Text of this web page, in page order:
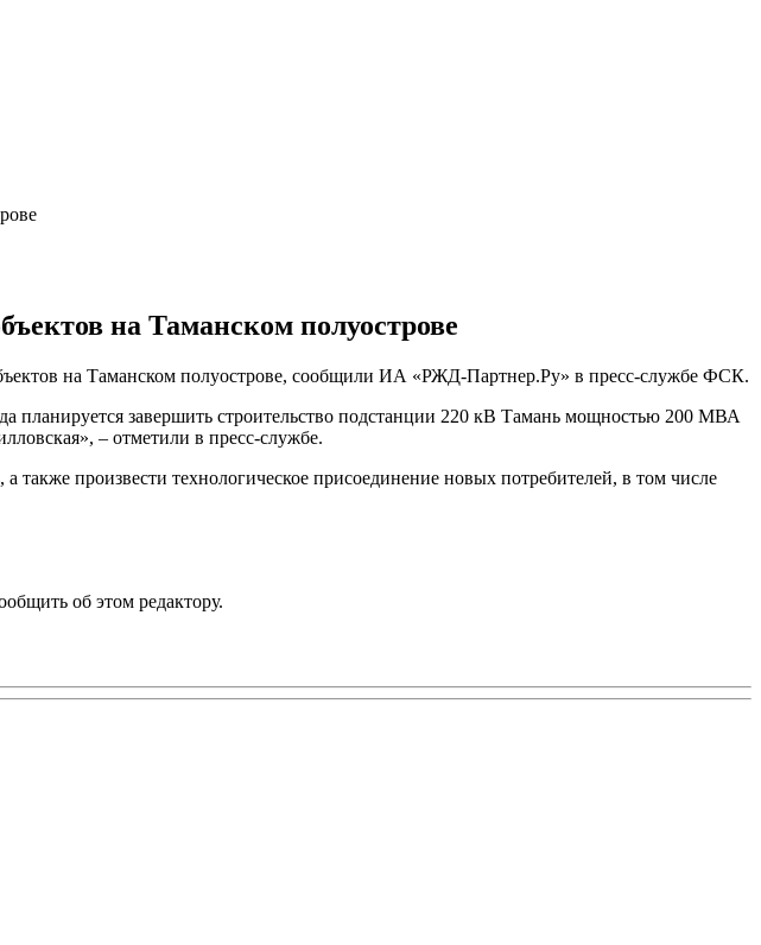
на Таманском полуострове
на Таманском полуострове, сообщили ИА «РЖД-Партнер.Ру» в пресс-службе ФСК.
планируется завершить строительство подстанции 220 кВ Тамань мощностью 200 МВА
– отметили в пресс-службе.
также произвести технологическое присоединение новых потребителей, в том числе
об этом редактору.